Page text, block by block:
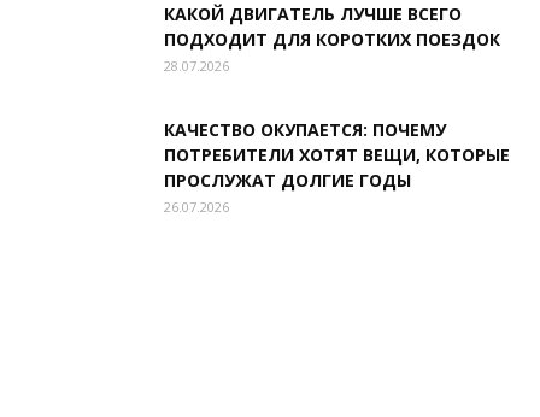
КАКОЙ ДВИГАТЕЛЬ ЛУЧШЕ ВСЕГО
ПОДХОДИТ ДЛЯ КОРОТКИХ ПОЕЗДОК
28.07.2026
КАЧЕСТВО ОКУПАЕТСЯ: ПОЧЕМУ
ПОТРЕБИТЕЛИ ХОТЯТ ВЕЩИ, КОТОРЫЕ
ПРОСЛУЖАТ ДОЛГИЕ ГОДЫ
26.07.2026